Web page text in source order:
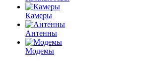
Камеры
Антенны
Модемы